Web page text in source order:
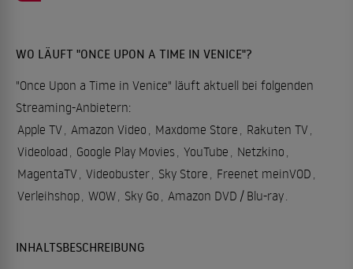
WO LÄUFT "ONCE UPON A TIME IN VENICE"?
"Once Upon a Time in Venice" läuft aktuell bei folgenden
Streaming-Anbietern:
Apple TV, Amazon Video , Maxdome Store , Rakuten TV,
Videoload , Google Play Movies, YouTube , Netzkino ,
MagentaTV, Videobuster, Sky Store , Freenet meinVOD ,
Verleihshop, WOW, Sky Go , Amazon DVD / Blu-ray.
INHALTSBESCHREIBUNG